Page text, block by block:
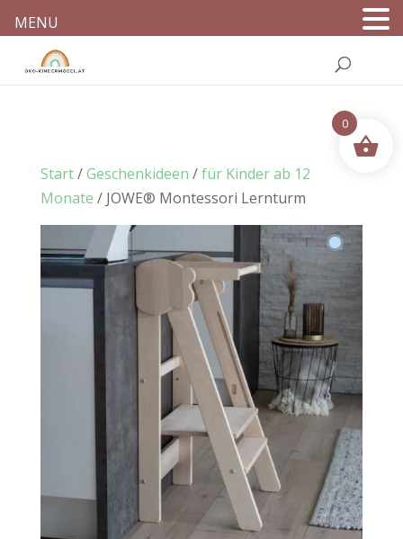
Start/Geschenkideen /für Kinder ab 12
Monate / JOWE® Montessori Lernturm
MENU
0